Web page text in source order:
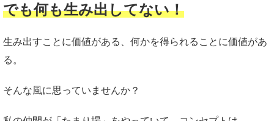
でも何も生み出してない！
生み出すことに価値がある、何かを得られることに価値があ
る。
そんな風に思っていませんか？